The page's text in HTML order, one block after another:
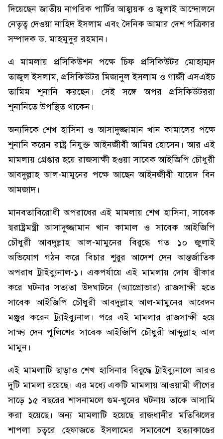
দিয়েছেন জাতীয় নাগরিক পার্টির আহ্বায়ক ও জুলাই আন্দোলনে
নেতৃত্ব দেওয়া নাহিদ ইসলাম এবং দৈনিক আমার দেশ পত্রিকার
সম্পাদক ড. মাহমুদুর রহমান।
এ মামলায় প্রসিকিউশন পক্ষে চিফ প্রসিকিউটর মোহাম্মদ
তাজুল ইসলাম, প্রসিকিউটর মিজানুল ইসলাম ও গাজী এসএইচ
তামিম শুনানি করছেন। সেই সঙ্গে অপর প্রসিকিউটররা
শুনানিতে উপস্থিত থাকেন।
অন্যদিকে শেখ হাসিনা ও আসাদুজ্জামান খান কামালের পক্ষে
শুনানি করেন রাষ্ট্র নিযুক্ত আইনজীবী আমির হোসেন। আর এই
মামলায় গ্রেপ্তার হয়ে রাজসাক্ষী হওয়া সাবেক আইজিপি চৌধুরী
আবদুল্লাহ আল-মামুনের পক্ষে আছেন আইনজীবী যায়েদ বিন
আমজাদ।
মানবতাবিরোধী অপরাধের এই মামলায় শেখ হাসিনা, সাবেক
স্বরাষ্ট্রমন্ত্রী আসাদুজ্জামান খান কামাল ও সাবেক আইজিপি
চৌধুরী আবদুল্লাহ আল-মামুনের বিরুদ্ধে গত ১০ জুলাই
অভিযোগ গঠন করে বিচার শুরুর আদেশ দেন আন্তর্জাতিক
অপরাধ ট্রাইব্যুনাল-১। একপর্যায়ে এই মামলায় দোষ স্বীকার
করে ঘটনার সত্যতা উদঘাটনে (অ্যাপ্রোভার) রাজসাক্ষী হতে
সাবেক আইজিপি চৌধুরী আবদুল্লাহ আল-মামুনের আবেদন
মঞ্জুর করেন ট্র্যাইব্যুনাল। পরে এই মামলার রাজসাক্ষী হয়ে
সাক্ষ্য দেন পুলিশের সাবেক আইজিপি চৌধুরী আব্দুল্লাহ আল
মামুন।
এই মামলাটি ছাড়াও শেখ হাসিনার বিরুদ্ধে ট্রাইব্যুনালে আরও
দুটি মামলা রয়েছে। এর মধ্যে একটি মামলায় আওয়ামী লীগের
সাড়ে ১৫ বছরের শাসনামলে গুম-খুনের ঘটনায় তাকে আসামি
করা হয়েছে। অন্য মামলাটি হয়েছে রাজধানীর মতিঝিলের
শাপলা চত্বরে হেফাজতে ইসলামের সমাবেশে হত্যাকাণ্ডের